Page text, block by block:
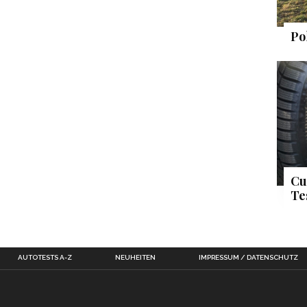
AUTOTESTS A-Z NEUHEITEN IMPRESSUM / DATENSCHUTZ